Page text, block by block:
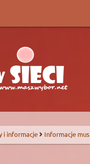
i informacje Informacje